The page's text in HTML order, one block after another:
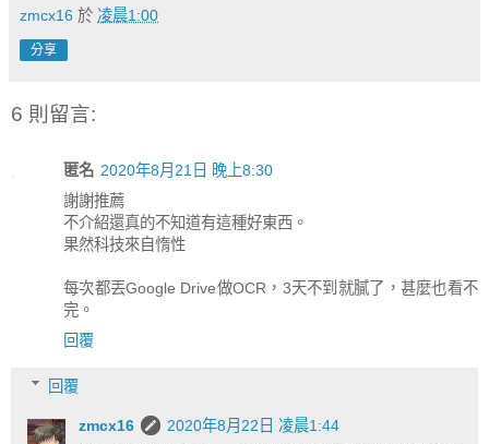
zmcx16 於 凌晨1:00
分享
6 則留言:
匿名 2020年8月21日 晚上8:30
謝謝推薦
不介紹還真的不知道有這種好東西。
果然科技來自惰性
每次都丟Google Drive做OCR，3天不到就膩了，甚麼也看不
完。
回覆
回覆
zmcx16
2020年8月22日 凌晨1:44